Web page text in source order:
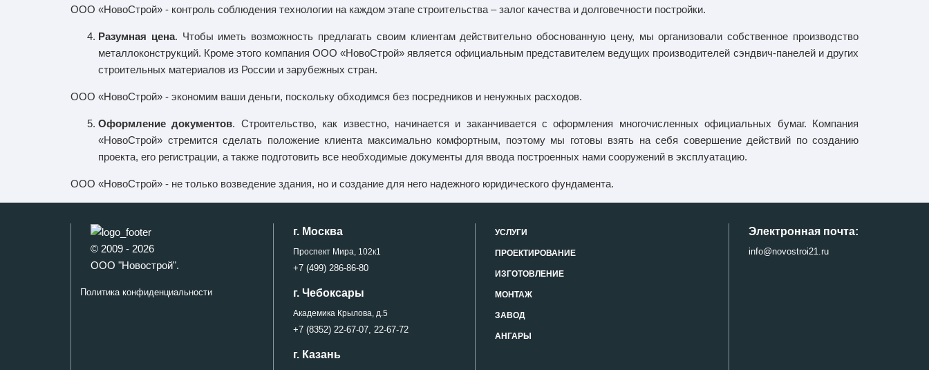
ООО «НовоСтрой» - контроль соблюдения технологии на каждом этапе строительства – залог качества и долговечности постройки.
Разумная цена. Чтобы иметь возможность предлагать своим клиентам действительно обоснованную цену, мы организовали собственное производство
металлоконструкций. Кроме этого компания ООО «НовоСтрой» является официальным представителем ведущих производителей сэндвич-панелей и других
строительных материалов из России и зарубежных стран.
ООО «НовоСтрой» - экономим ваши деньги, поскольку обходимся без посредников и ненужных расходов.
Оформление документов. Строительство, как известно, начинается и заканчивается с оформления многочисленных официальных бумаг. Компания
«НовоСтрой» стремится сделать положение клиента максимально комфортным, поэтому мы готовы взять на себя совершение действий по созданию
проекта, его регистрации, а также подготовить все необходимые документы для ввода построенных нами сооружений в эксплуатацию.
ООО «НовоСтрой» - не только возведение здания, но и создание для него надежного юридического фундамента.
© 2009 - 2026
ООО "Новострой".
Политика конфиденциальности
г. Москва
Проспект Мира, 102к1
+7 (499) 286-86-80
г. Чебоксары
Академика Крылова, д.5
+7 (8352) 22-67-07, 22-67-72
г. Казань
УСЛУГИ
ПРОЕКТИРОВАНИЕ
ИЗГОТОВЛЕНИЕ
МОНТАЖ
ЗАВОД
АНГАРЫ
Электронная почта:
info@novostroi21.ru